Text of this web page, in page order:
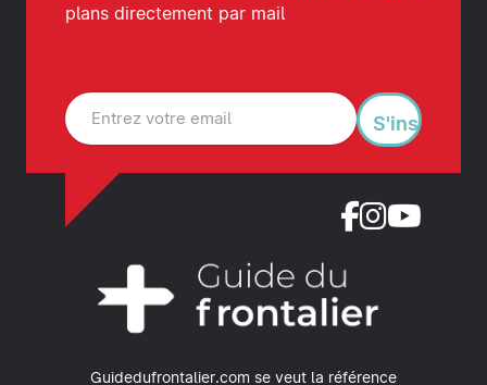
Guidedufrontalier.com se veut la référence
plans directement par mail
S'inscrire